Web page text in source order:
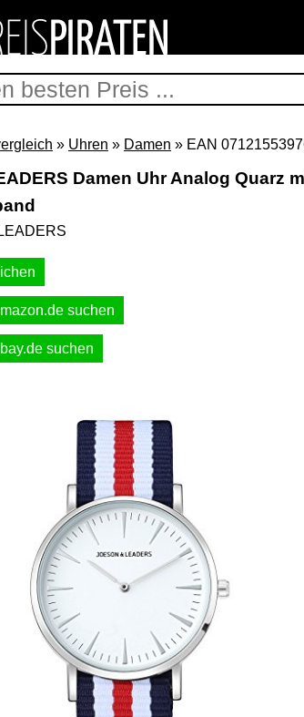
» Uhren » Damen » EAN
Damen Uhr Analog Quarz
suchen
suchen